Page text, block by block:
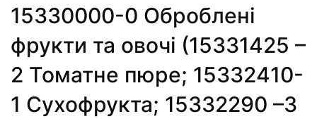
15330000-0 Оброблені
фрукти та овочі (15331425 –
2 Томатне пюре; 15332410-
1 Сухофрукта; 15332290 –3